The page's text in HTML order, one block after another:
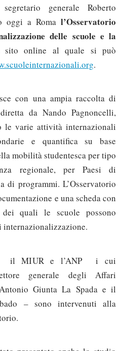
generale Roberto
oggi a Roma l’Osservatorio
delle scuole e la
sito online al quale si può
.
con una ampia raccolta di
da Nando Pagnoncelli,
le varie attività internazionali
e quantifica su base
mobilità studentesca per tipo
regionale, per Paesi di
di programmi. L’Osservatorio
e una scheda con
quali le scuole possono
il MIUR e l’ANP i cui
generale degli Affari
Giunta La Spada e il
– sono intervenuti alla